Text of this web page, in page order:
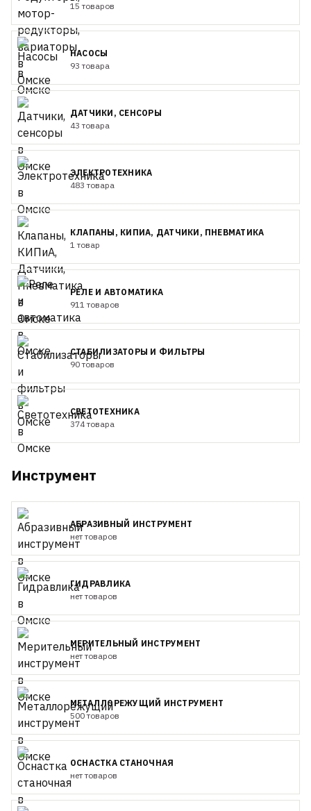
15 товаров
НАСОСЫ
93 товара
ДАТЧИКИ, СЕНСОРЫ
43 товара
ЭЛЕКТРОТЕХНИКА
483 товара
КЛАПАНЫ, КИПИА, ДАТЧИКИ, ПНЕВМАТИКА
1 товар
РЕЛЕ И АВТОМАТИКА
911 товаров
СТАБИЛИЗАТОРЫ И ФИЛЬТРЫ
90 товаров
СВЕТОТЕХНИКА
374 товара
Инструмент
АБРАЗИВНЫЙ ИНСТРУМЕНТ
нет товаров
ГИДРАВЛИКА
нет товаров
МЕРИТЕЛЬНЫЙ ИНСТРУМЕНТ
нет товаров
МЕТАЛЛОРЕЖУЩИЙ ИНСТРУМЕНТ
500 товаров
ОСНАСТКА СТАНОЧНАЯ
нет товаров